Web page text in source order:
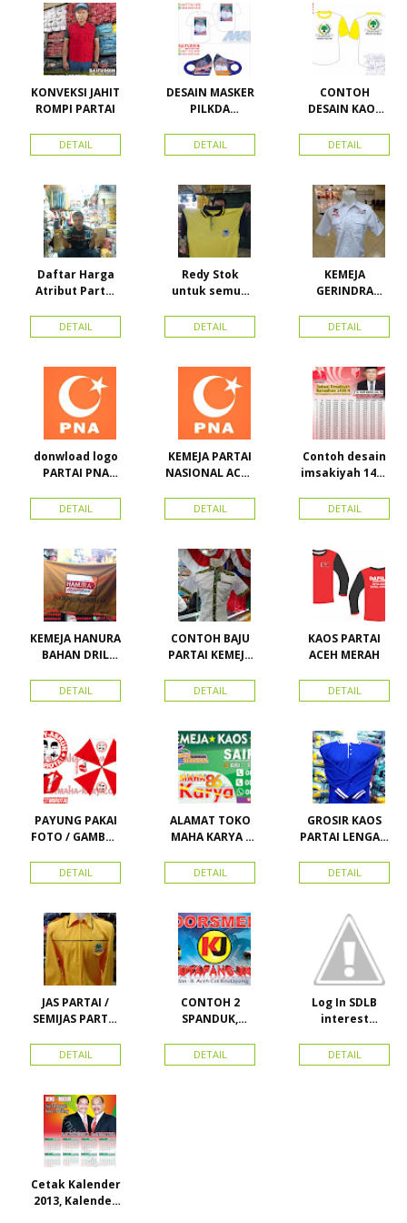
KONVEKSI JAHIT
ROMPI PARTAI
DETAIL
DESAIN MASKER
PILKDA
Calon Bupati &
Wakil Bupati
Kepulauan
DETAIL
CONTOH
DESAIN KAOS
BAHAN PE
DOUBLE
DETAIL
Daftar Harga
Atribut Partai
Toko Maha
Karya Online
Proyek Senen
Jakarta Pusat
DETAIL
Redy Stok
untuk semua
Kerah Bahan PE
Dobel Rp.
DETAIL
KEMEJA
GERINDRA
BORDIR DAN
TOPI BAHAN
DETAIL
donwload logo
PARTAI PNA
nasional aceh)
Vector
DETAIL
KEMEJA PARTAI
NASIONAL ACEH
PKPI, dan
Kemeja
DETAIL
Contoh desain
imsakiyah 1434
cetak
imsakiyah di
Karya Online
Advertising
Pasar Senen
DETAIL
KEMEJA HANURA
BAHAN DRIL
HANURA
DETAIL
CONTOH BAJU
PARTAI KEMEJA
SEMUA ATRIBUT
PARTAI
DETAIL
KAOS PARTAI
ACEH MERAH
DETAIL
PAYUNG PAKAI
FOTO / GAMBAR
KAMPANYE,
PARTAI DAN
DETAIL
ALAMAT TOKO
MAHA KARYA /
PERDANA 411
DETAIL
GROSIR KAOS
PARTAI LENGAN
MURAH
LACOSTE SEMUA
STOK
DETAIL
JAS PARTAI /
SEMIJAS PARTAI
DETAIL
CONTOH 2
SPANDUK,
KARTU NAMA
DETAIL
Log In SDLB
interest
DETAIL
Cetak Kalender
2013, Kalender